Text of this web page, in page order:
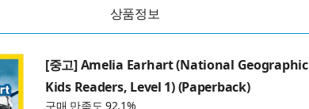
상품정보
[중고] Amelia Earhart (National Geographic
Kids Readers, Level 1) (Paperback)
구매 만족도 92.1%